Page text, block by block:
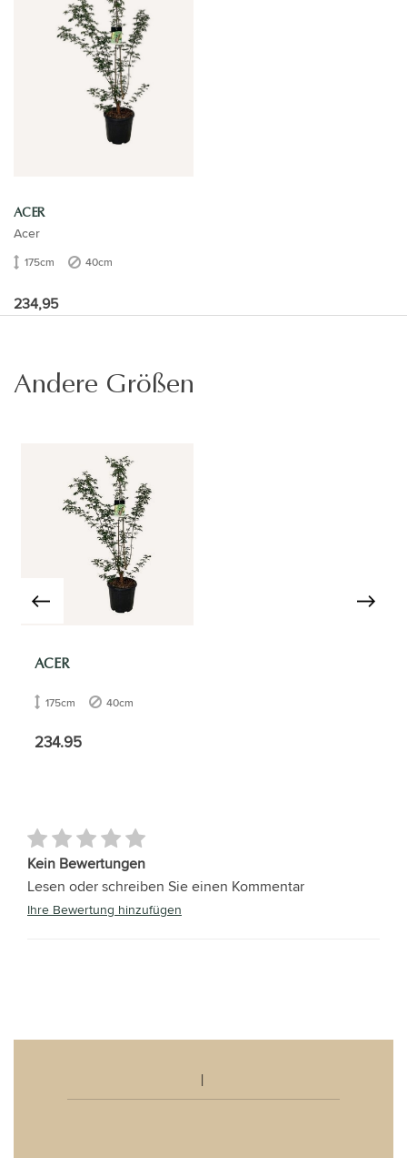
ACER
Acer
175cm 40cm
234,95
Andere Größen
ACER
175cm 40cm
234.95
Kein Bewertungen
Lesen oder schreiben Sie einen Kommentar
Ihre Bewertung hinzufügen